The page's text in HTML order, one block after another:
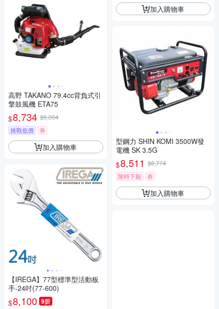
高野 TAKANO 79.4cc背負式引
擎鼓風機 ETA75
$8,734 $9,004
挑戰低價
券
加入購物車
【IREGA】77型標準型活動板
手-24吋(77-600)
$8,100 9折
加入購物車
型鋼力 SHIN KOMI 3500W發
電機 SK 3.5G
$8,511 $8,774
限時下殺
券
加入購物車